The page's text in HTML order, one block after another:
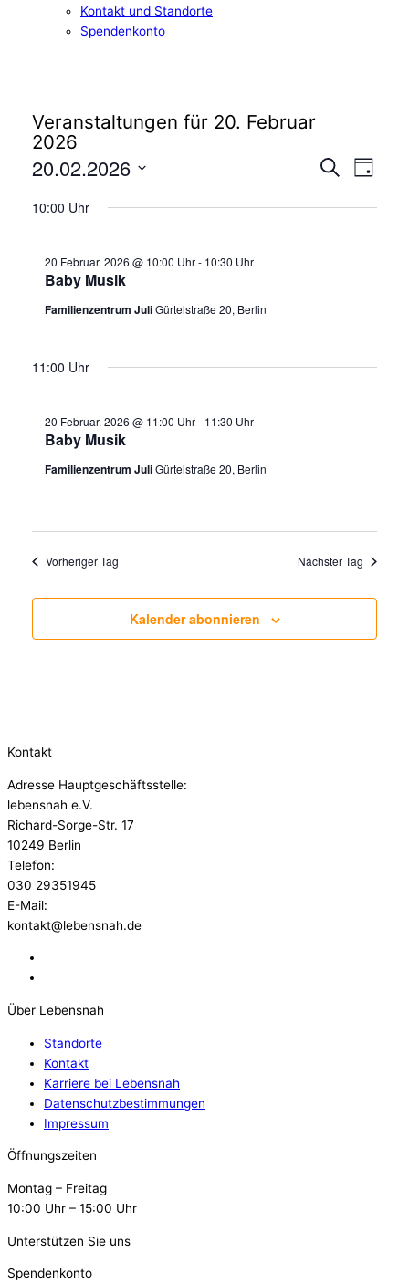
Kontakt und Standorte
Spendenkonto
Veranstaltungen für 20. Februar
2026
Suche
und
SucheTag
20.02.2026
wählen.
10:00 Uhr
Baby Musik
20 Februar. 2026 @ 10:00 Uhr- 10:30 Uhr
Familienzentrum JuliGürtelstraße 20, Berlin
11:00 Uhr
Baby Musik
20 Februar. 2026 @ 11:00 Uhr- 11:30 Uhr
Familienzentrum JuliGürtelstraße 20, Berlin
Vorheriger Tag Nächster Tag
Kalender abonnieren
Kontakt
Adresse Hauptgeschäftsstelle:
lebensnah e.V.
Richard-Sorge-Str. 17
10249 Berlin
Telefon:
030 29351945
E-Mail:
kontakt@lebensnah.de
Über Lebensnah
Standorte
Kontakt
Karriere bei Lebensnah
Datenschutzbestimmungen
Impressum
Öffnungszeiten
Montag – Freitag
10:00 Uhr – 15:00 Uhr
Unterstützen Sie uns
Spendenkonto